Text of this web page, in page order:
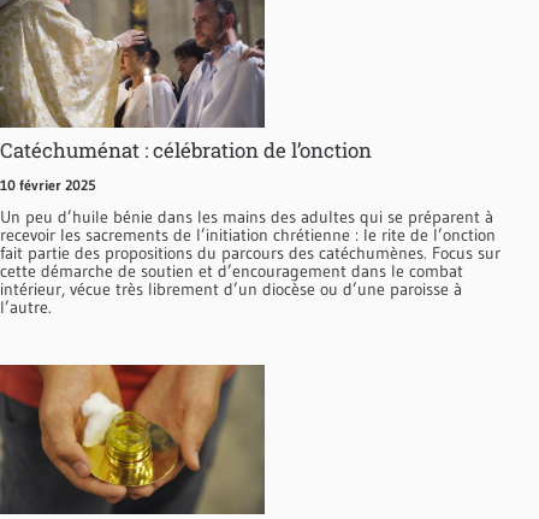
Catéchuménat : célébration de l’onction
10 février 2025
Un peu d’huile bénie dans les mains des adultes qui se préparent à
recevoir les sacrements de l’initiation chrétienne : le rite de l’onction
fait partie des propositions du parcours des catéchumènes. Focus sur
cette démarche de soutien et d’encouragement dans le combat
intérieur, vécue très librement d’un diocèse ou d’une paroisse à
l’autre.